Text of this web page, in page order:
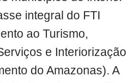
integral do FTI
ao Turismo,
e Interiorização
do Amazonas). A